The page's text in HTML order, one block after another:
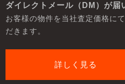
ダイレクトメール（DM）が届
お客様の物件を当社査定価格に
だきます。
詳しく見る